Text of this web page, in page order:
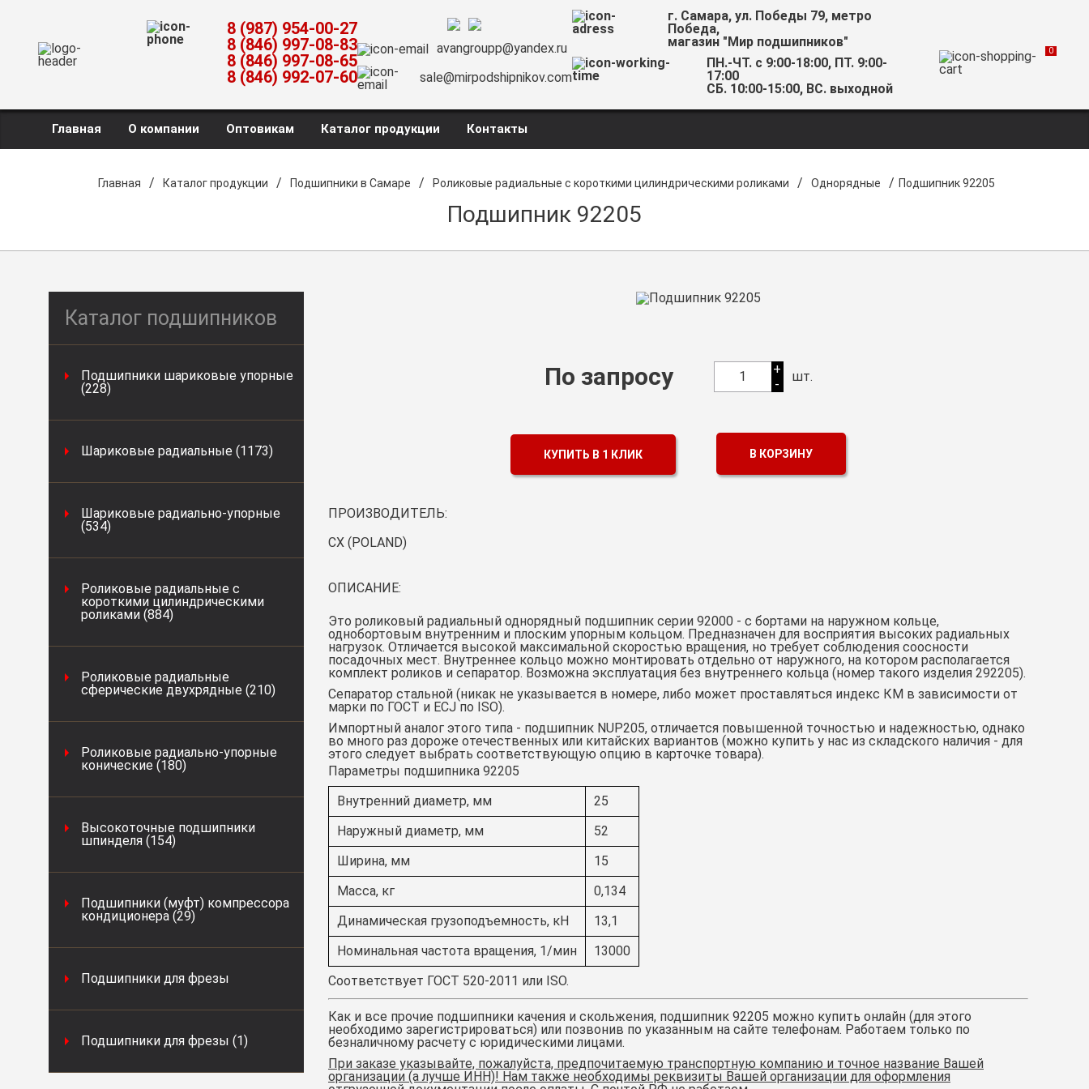
8 (987) 954-00-27
8 (846) 997-08-83
8 (846) 997-08-65
8 (846) 992-07-60
avangroupp@yandex.ru
sale@mirpodshipnikov.com
г. Самара, ул. Победы 79, метро
Победа,
магазин "Мир подшипников"
ПН.-ЧТ. с 9:00-18:00, ПТ. 9:00-
17:00
СБ. 10:00-15:00, ВС. выходной
0
Главная О компании Оптовикам Каталог продукции Контакты
Главная / Каталог продукции / Подшипники в Самаре / Роликовые радиальные с короткими цилиндрическими роликами / Однорядные / Подшипник 92205
Подшипник 92205
Каталог подшипников
Подшипники шариковые упорные
(228)
Шариковые радиальные (1173)
Шариковые радиально-упорные
(534)
Роликовые радиальные с
короткими цилиндрическими
роликами (884)
Роликовые радиальные
сферические двухрядные (210)
Роликовые радиально-упорные
конические (180)
Высокоточные подшипники
шпинделя (154)
Подшипники (муфт) компрессора
кондиционера (29)
Подшипники для фрезы
Подшипники для фрезы (1)
По запросу 1
+
-
шт.
КУПИТЬ В 1 КЛИК В КОРЗИНУ
ПРОИЗВОДИТЕЛЬ:
CX (POLAND)
ОПИСАНИЕ:
Это роликовый радиальный однорядный подшипник серии 92000 - с бортами на наружном кольце,
однобортовым внутренним и плоским упорным кольцом. Предназначен для восприятия высоких радиальных
нагрузок. Отличается высокой максимальной скоростью вращения, но требует соблюдения соосности
посадочных мест. Внутреннее кольцо можно монтировать отдельно от наружного, на котором располагается
комплект роликов и сепаратор. Возможна эксплуатация без внутреннего кольца (номер такого изделия 292205).
Сепаратор стальной (никак не указывается в номере, либо может проставляться индекс КМ в зависимости от
марки по ГОСТ и ECJ по ISO).
Импортный аналог этого типа - подшипник NUP205, отличается повышенной точностью и надежностью, однако
во много раз дороже отечественных или китайских вариантов (можно купить у нас из складского наличия - для
этого следует выбрать соответствующую опцию в карточке товара).
Параметры подшипника 92205
Внутренний диаметр, мм
25
Наружный диаметр, мм
52
Ширина, мм
15
Масса, кг
0,134
Динамическая грузоподъемность, кН
13,1
Номинальная частота вращения, 1/мин
13000
Соответствует ГОСТ 520-2011 или ISO.
Как и все прочие подшипники качения и скольжения, подшипник 92205 можно купить онлайн (для этого
необходимо зарегистрироваться) или позвонив по указанным на сайте телефонам. Работаем только по
безналичному расчету с юридическими лицами.
При заказе указывайте, пожалуйста, предпочитаемую транспортную компанию и точное название Вашей
организации (а лучше ИНН)! Нам также необходимы реквизиты Вашей организации для оформления